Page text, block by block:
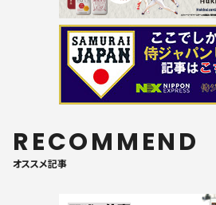
RECOMMEND
オススメ記事